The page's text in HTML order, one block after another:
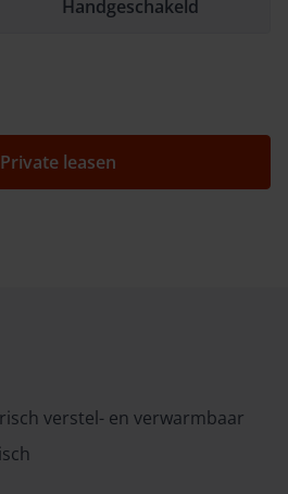
Handgeschakeld
Private leasen
verstel- en verwarmbaar